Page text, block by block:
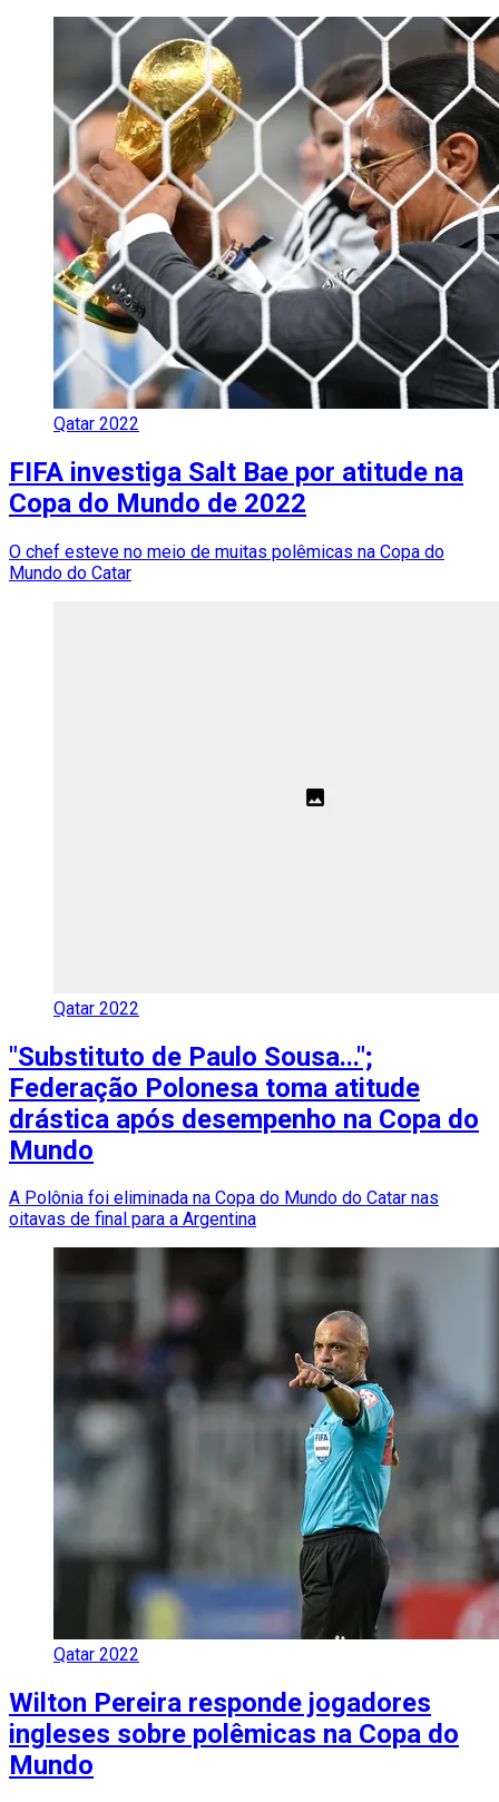
Qatar 2022
FIFA investiga Salt Bae por atitude na
Copa do Mundo de 2022
O chef esteve no meio de muitas polêmicas na Copa do
Mundo do Catar
Qatar 2022
"Substituto de Paulo Sousa...";
Federação Polonesa toma atitude
drástica após desempenho na Copa do
Mundo
A Polônia foi eliminada na Copa do Mundo do Catar nas
oitavas de final para a Argentina
Qatar 2022
Wilton Pereira responde jogadores
ingleses sobre polêmicas na Copa do
Mundo